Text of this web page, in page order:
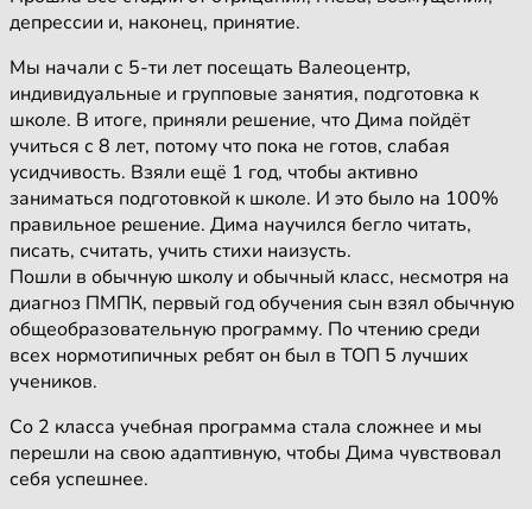
депрессии и, наконец, принятие.
Мы начали с 5-ти лет посещать Валеоцентр,
индивидуальные и групповые занятия, подготовка к
школе. В итоге, приняли решение, что Дима пойдёт
учиться с 8 лет, потому что пока не готов, слабая
усидчивость. Взяли ещё 1 год, чтобы активно
заниматься подготовкой к школе. И это было на 100%
правильное решение. Дима научился бегло читать,
писать, считать, учить стихи наизусть.
Пошли в обычную школу и обычный класс, несмотря на
диагноз ПМПК, первый год обучения сын взял обычную
общеобразовательную программу. По чтению среди
всех нормотипичных ребят он был в ТОП 5 лучших
учеников.
Со 2 класса учебная программа стала сложнее и мы
перешли на свою адаптивную, чтобы Дима чувствовал
себя успешнее.